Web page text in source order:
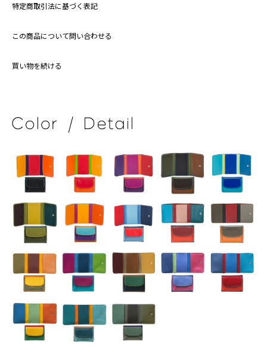
特定商取引法に基づく表記
この商品について問い合わせる
買い物を続ける